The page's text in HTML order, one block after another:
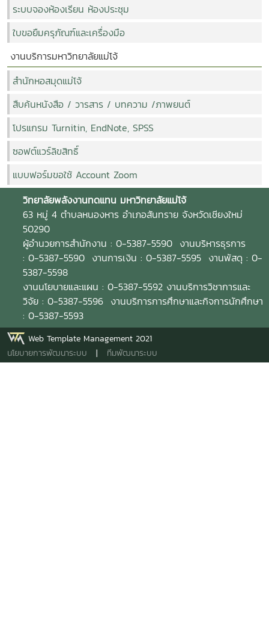
ระบบจองห้องเรียน ห้องประชุม
ใบขอยืมครุภัณฑ์และเครื่องมือ
งานบริการมหาวิทยาลัยแม่โจ้
สำนักหอสมุดแม่โจ้
สืบค้นหนังสือ / วารสาร / บทความ /ภาพยนต์
โปรแกรม Turnitin, EndNote, SPSS
ซอฟต์แวร์ลิขสิทธิ์
แบบฟอร์มขอใช้ Account Zoom
วิทยาลัยพลังงานทดแทน มหาวิทยาลัยแม่โจ้
63 หมู่ 4 ตำบลหนองหาร อำเภอสันทราย จังหวัดเชียงใหม่
50290
ผู้อำนวยการสำนักงาน : 0-5387-5590 งานบริหารธุรการ
: 0-5387-5590 งานการเงิน : 0-5387-5595 งานพัสดุ : 0-
5387-5598
งานนโยบายและแผน : 0-5387-5592 งานบริการวิชาการและ
วิจัย : 0-5387-5596 งานบริการการศึกษาและกิจการนักศึกษา
: 0-5387-5593
Web Template Management 2021
นโยบายการพัฒนาระบบ | ทีมพัฒนาระบบ